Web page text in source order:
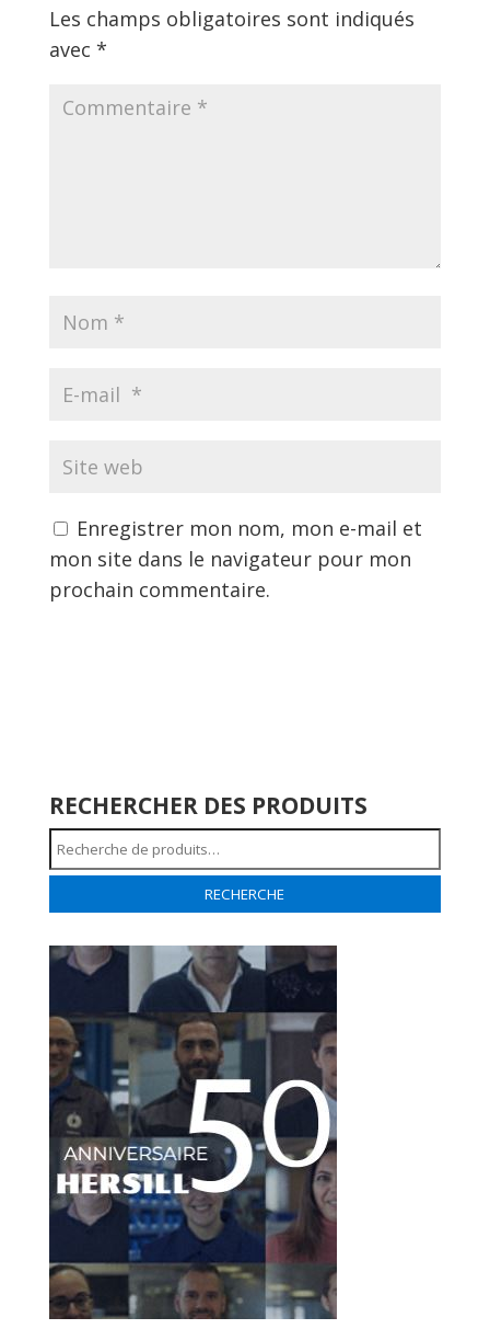
Les champs obligatoires sont indiqués
avec *
Enregistrer mon nom, mon e-mail et
mon site dans le navigateur pour mon
prochain commentaire.
RECHERCHER DES PRODUITS
Recherche
pour :
RECHERCHE